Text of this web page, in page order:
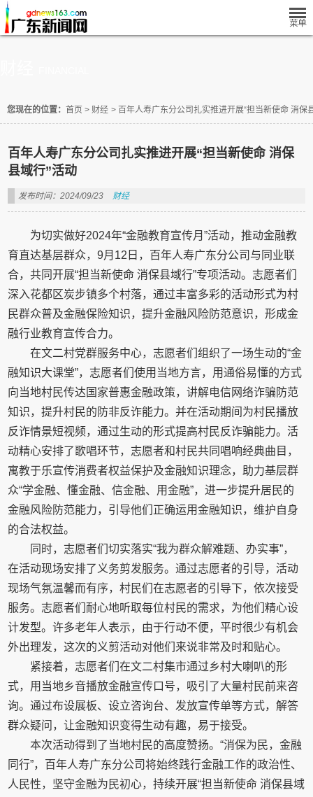
您现在的位置： 首页 > 财经 > 百年人寿广东分公司扎实推进开展“担当新使命 消保
百年人寿广东分公司扎实推进开展“担当新使命 消保
县域行”活动
发布时间：2024/09/23 财经
为切实做好2024年“金融教育宣传月”活动，推动金融教
育直达基层群众，9月12日，百年人寿广东分公司与同业联
合，共同开展“担当新使命 消保县域行”专项活动。志愿者们
深入花都区炭步镇多个村落，通过丰富多彩的活动形式为村
民群众普及金融保险知识，提升金融风险防范意识，形成金
融行业教育宣传合力。
在文二村党群服务中心，志愿者们组织了一场生动的“金
融知识大课堂”，志愿者们使用当地方言，用通俗易懂的方式
向当地村民传达国家普惠金融政策，讲解电信网络诈骗防范
知识，提升村民的防非反诈能力。并在活动期间为村民播放
反诈情景短视频，通过生动的形式提高村民反诈骗能力。活
动精心安排了歌唱环节，志愿者和村民共同唱响经典曲目，
寓教于乐宣传消费者权益保护及金融知识理念，助力基层群
众“学金融、懂金融、信金融、用金融”，进一步提升居民的
金融风险防范能力，引导他们正确运用金融知识，维护自身
的合法权益。
同时，志愿者们切实落实“我为群众解难题、办实事”，
在活动现场安排了义务剪发服务。通过志愿者的引导，活动
现场气氛温馨而有序，村民们在志愿者的引导下，依次接受
服务。志愿者们耐心地听取每位村民的需求，为他们精心设
计发型。许多老年人表示，由于行动不便，平时很少有机会
外出理发，这次的义剪活动对他们来说非常及时和贴心。
紧接着，志愿者们在文二村集市通过乡村大喇叭的形
式，用当地乡音播放金融宣传口号，吸引了大量村民前来咨
询。通过布设展板、设立咨询台、发放宣传单等方式，解答
群众疑问，让金融知识变得生动有趣，易于接受。
本次活动得到了当地村民的高度赞扬。“消保为民，金融
同行”，百年人寿广东分公司将始终践行金融工作的政治性、
人民性，坚守金融为民初心，持续开展“担当新使命 消保县域